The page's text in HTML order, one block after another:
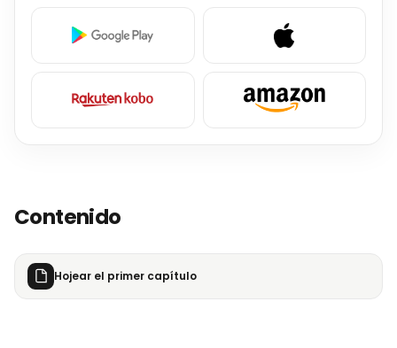
Contenido
Hojear el primer capítulo